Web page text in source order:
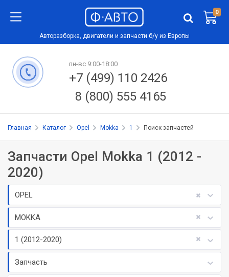
0
Авторазборка, двигатели и запчасти б/у из Европы
пн-вс 9:00-18:00
+7 (499) 110 2426
8 (800) 555 4165
Главная Каталог Opel Mokka 1 Поиск запчастей
Запчасти Opel Mokka 1 (2012 -
2020)
OPEL
MOKKA
1 (2012-2020)
Запчасть